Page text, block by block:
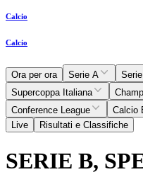
Calcio
Calcio
Ora per ora Serie A
Supercoppa Italiana
Conference League
Calcio
Live
Risultati e Classifiche
SERIE B,